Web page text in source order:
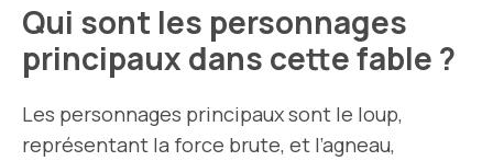
Qui sont les personnages
principaux dans cette fable ?
Les personnages principaux sont le loup,
représentant la force brute, et l’agneau,